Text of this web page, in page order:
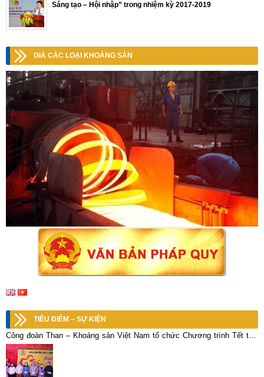
Sáng tạo – Hội nhập” trong nhiệm kỳ 2017-2019
GIÁ CÁC LOẠI KHOÁNG SẢN
TIÊU ĐIỂM – SỰ KIỆN
Công đoàn Than – Khoáng sản Việt Nam tổ chức Chương trình Tết thợ
mỏ năm 2021